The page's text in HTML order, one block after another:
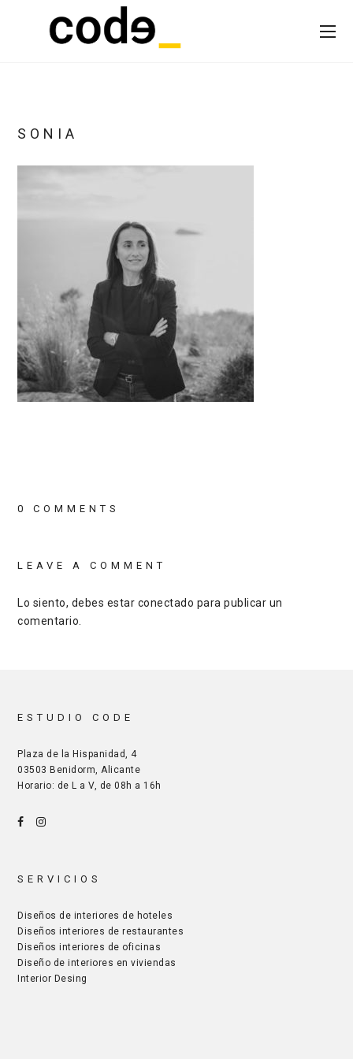
SONIA
0 COMMENTS
LEAVE A COMMENT
Lo siento, debes estar conectado para publicar un
comentario.
ESTUDIO CODE
Plaza de la Hispanidad, 4
03503 Benidorm, Alicante
Horario: de L a V, de 08h a 16h
SERVICIOS
Diseños de interiores de hoteles
Diseños interiores de restaurantes
Diseños interiores de oficinas
Diseño de interiores en viviendas
Interior Desing